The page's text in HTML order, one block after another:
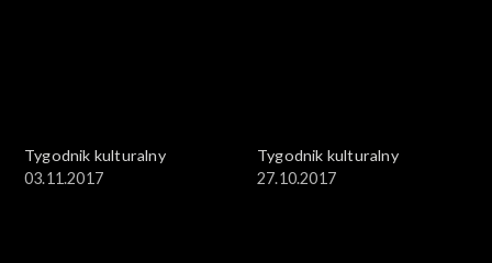
Tygodnik kulturalny
03.11.2017
Tygodnik kulturalny
27.10.2017